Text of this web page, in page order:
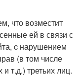
что возместит
ей в связи с
c нарушением
(в том числе
т.д.) третьих лиц.